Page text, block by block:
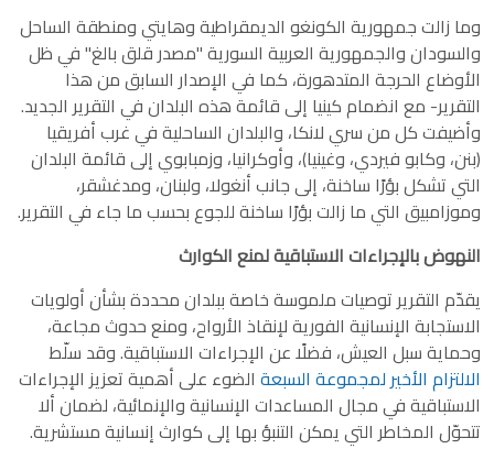
وما زالت جمهورية الكونغو الديمقراطية وهايتي ومنطقة الساحل
والسودان والجمهورية العربية السورية "مصدر قلق بالغ" في ظل
الأوضاع الحرجة المتدهورة، كما في الإصدار السابق من هذا
التقرير- مع انضمام كينيا إلى قائمة هذه البلدان في التقرير الجديد.
وأضيفت كل من سري لانكا، والبلدان الساحلية في غرب أفريقيا
(بنن، وكابو فيردي، وغينيا)، وأوكرانيا، وزمبابوي إلى قائمة البلدان
التي تشكل بؤرًا ساخنة، إلى جانب أنغولا، ولبنان، ومدغشقر،
وموزامبيق التي ما زالت بؤرًا ساخنة للجوع بحسب ما جاء في التقرير.
النهوض بالإجراءات الاستباقية لمنع الكوارث
يقدّم التقرير توصيات ملموسة خاصة ببلدان محددة بشأن أولويات
الاستجابة الإنسانية الفورية لإنقاذ الأرواح، ومنع حدوث مجاعة،
وحماية سبل العيش، فضلًا عن الإجراءات الاستباقية. وقد سلّط
الالتزام الأخير لمجموعة السبعة الضوء على أهمية تعزيز الإجراءات
الاستباقية في مجال المساعدات الإنسانية والإنمائية، لضمان ألا
تتحوّل المخاطر التي يمكن التنبؤ بها إلى كوارث إنسانية مستشرية.